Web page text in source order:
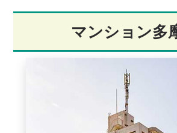
マンション多